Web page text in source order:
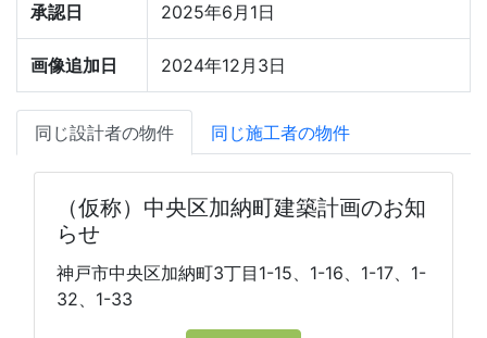
承認日 2025年6月1日
画像追加日 2024年12月3日
同じ設計者の物件 同じ施工者の物件
（仮称）中央区加納町建築計画のお知
らせ
神戸市中央区加納町3丁目1-15、1-16、1-17、1-
32、1-33